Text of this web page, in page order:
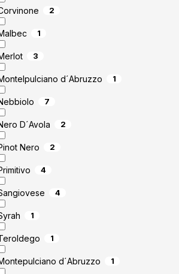
2
1
3
d´Abruzzo 1
7
D´Avola 2
Nero 2
4
4
1
1
d´Abruzzo 1